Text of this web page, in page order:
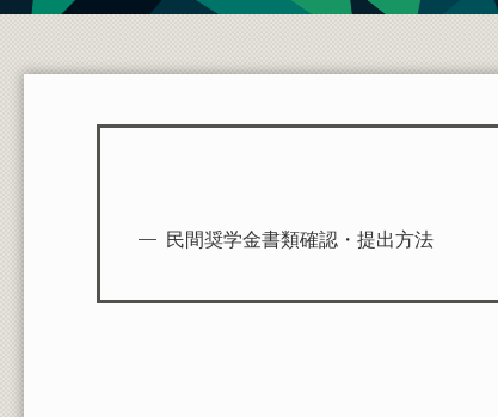
郵送依頼される方、卒業・修了された方の請求
民間奨学金書類確認・提出方法